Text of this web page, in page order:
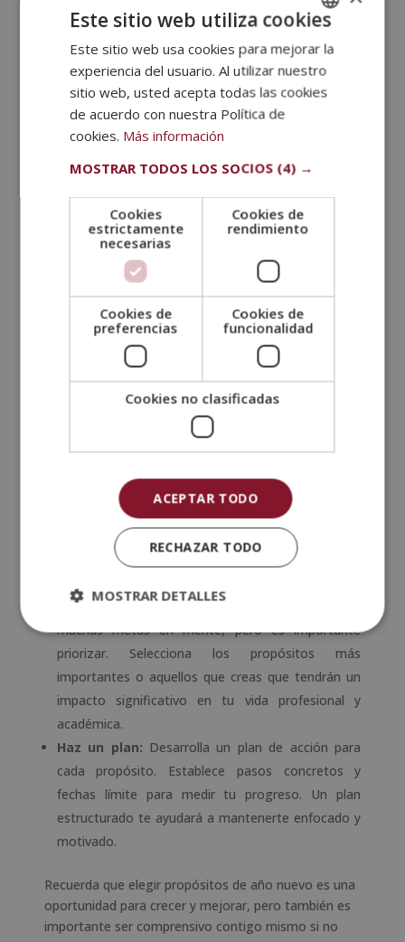
marco para el crecimiento y el éxito. Te ayuda a
convertirte en un estudiante más enfocado,
comprometido y con la capacidad de dirigir tu propia
trayectoria educativa. ¿Quieres saber cómo elegir los
mejores propósitos para ti? Te dejamos algunos
consejos:
Reflexiona sobre tus metas a largo plazo:
términos académicos, personales y profesionales.
¿Qué te gustaría lograr para tu perfil profesional?
Establecer propósitos que estén alineados con
estas metas te ayudará a mantenerte enfocado/a.
Sé específico/a y realista:Los propósitos deben
ser claros y alcanzables. Evita metas demasiado
generales y define acciones concretas que puedas
tomar para lograrlas. Por ejemplo, en lugar de
decir «quiero mejorar mi experiencia académica»,
podrías decir «haré una maestría en algún área
fortalezas y debilidades académicas y personales.
Elige propósitos que te ayuden a mejorar en áreas
que sientas que necesitas trabajar, ya sea en
organización, habilidades de estudio o
Prioriza tus propósitos:Es posible que tengas
muchas metas en mente, pero es importante
priorizar. Selecciona los propósitos más
importantes o aquellos que creas que tendrán un
impacto significativo en tu vida profesional y
académica.
Haz un plan: Desarrolla un plan de acción para
cada propósito. Establece pasos concretos y
fechas límite para medir tu progreso. Un plan
estructurado te ayudará a mantenerte enfocado y
motivado.
Recuerda que elegir propósitos de año nuevo es una
oportunidad para crecer y mejorar, pero también es
importante ser comprensivo contigo mismo si no
SPANISH
PORTUGUESE
Este sitio web utiliza cookies
Este sitio web usa cookies para mejorar la
experiencia del usuario. Al utilizar nuestro
sitio web, usted acepta todas las cookies
de acuerdo con nuestra Política de
cookies. Más información
MOSTRAR TODOS LOS SOCIOS (4) →
Cookies
estrictamente
necesarias
Cookies de
rendimiento
Cookies de
preferencias
Cookies de
funcionalidad
Cookies no clasificadas
ACEPTAR TODO
RECHAZAR TODO
MOSTRAR DETALLES